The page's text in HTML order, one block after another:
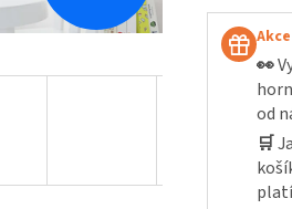
👀
od
🛒